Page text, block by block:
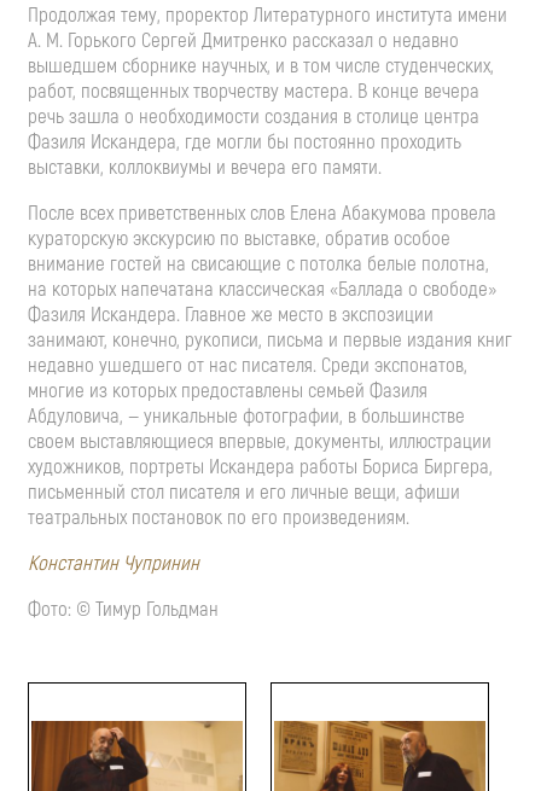
Продолжая тему, проректор Литературного института имени
А. М. Горького Сергей Дмитренко рассказал о недавно
вышедшем сборнике научных, и в том числе студенческих,
работ, посвященных творчеству мастера. В конце вечера
речь зашла о необходимости создания в столице центра
Фазиля Искандера, где могли бы постоянно проходить
выставки, коллоквиумы и вечера его памяти.
После всех приветственных слов Елена Абакумова провела
кураторскую экскурсию по выставке, обратив особое
внимание гостей на свисающие с потолка белые полотна,
на которых напечатана классическая «Баллада о свободе»
Фазиля Искандера. Главное же место в экспозиции
занимают, конечно, рукописи, письма и первые издания книг
недавно ушедшего от нас писателя. Среди экспонатов,
многие из которых предоставлены семьей Фазиля
Абдуловича, — уникальные фотографии, в большинстве
своем выставляющиеся впервые, документы, иллюстрации
художников, портреты Искандера работы Бориса Биргера,
письменный стол писателя и его личные вещи, афиши
театральных постановок по его произведениям.
Константин Чупринин
Фото: © Тимур Гольдман